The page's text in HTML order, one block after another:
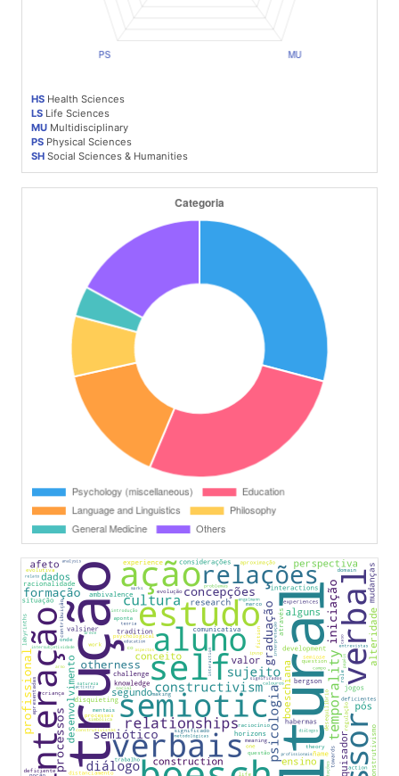
HS Health Sciences
LS Life Sciences
MU Multidisciplinary
PS Physical Sciences
SH Social Sciences & Humanities